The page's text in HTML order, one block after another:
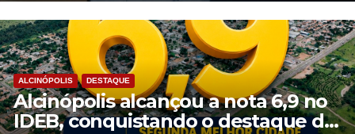
ALCINÓPOLIS DESTAQUE
Alcinópolis alcançou a nota 6,9 no
IDEB, conquistando o destaque de